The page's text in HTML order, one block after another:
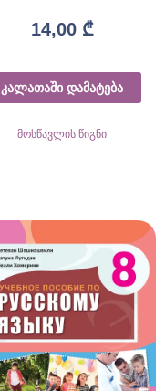
14,00 ₾
კალათაში დამატება
მოსწავლის წიგნი